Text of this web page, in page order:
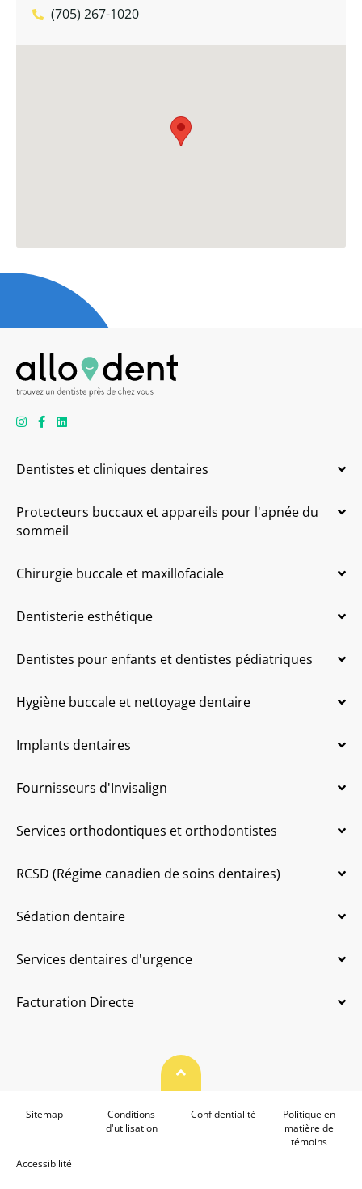
(705) 267-1020
Dentistes et cliniques dentaires
Protecteurs buccaux et appareils pour l'apnée du
sommeil
Chirurgie buccale et maxillofaciale
Dentisterie esthétique
Dentistes pour enfants et dentistes pédiatriques
Hygiène buccale et nettoyage dentaire
Implants dentaires
Fournisseurs d'Invisalign
Services orthodontiques et orthodontistes
RCSD (Régime canadien de soins dentaires)
Sédation dentaire
Services dentaires d'urgence
Facturation Directe
Haut de page
Sitemap
Conditions
d'utilisation
Confidentialité
Politique en
matière de
témoins
Accessibilité